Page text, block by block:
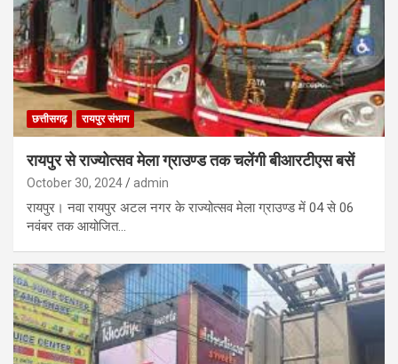
छत्तीसगढ़ रायपुर संभाग
रायपुर से राज्योत्सव मेला ग्राउण्ड तक चलेंगी बीआरटीएस बसें
October 30, 2024 admin
रायपुर। नवा रायपुर अटल नगर के राज्योत्सव मेला ग्राउण्ड में 04 से 06
नवंबर तक आयोजित…